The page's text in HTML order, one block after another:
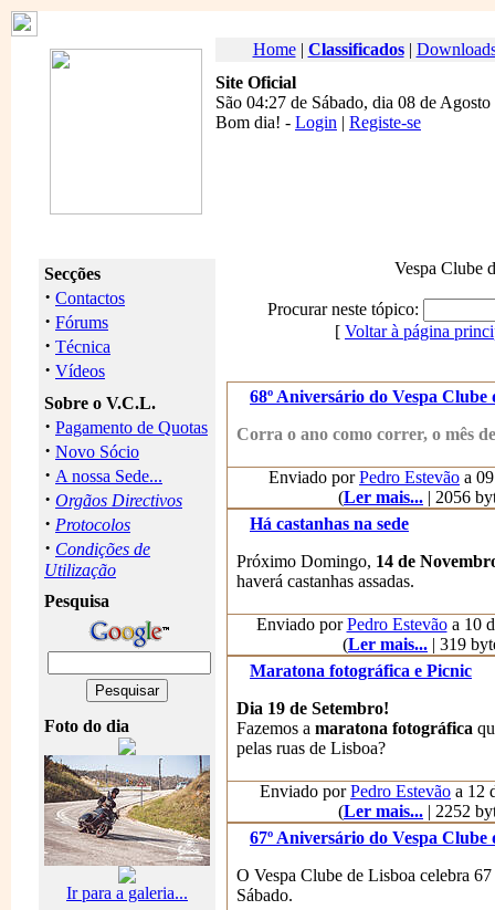
Home| Classificados|
Site Oficial
São 04:27 de Sábado, dia 08 de
Bom dia! - Login | Registe-se
Secções
· Contactos
· Fórums
· Técnica
· Vídeos
Sobre o V.C.L.
· Pagamento de Quotas
· Novo Sócio
· A nossa Sede...
· Orgãos Directivos
· Protocolos
· Condições de
Utilização
Pesquisa
Foto do dia
Ir para a galeria...
Vespa Clube
Procurar neste tópico:
[ Voltar à página
68º Aniversário do Vespa Clube
Corra o ano como correr, o mês
Enviado porPedro Estevão a
(Ler mais... | 2056
Há castanhas na sede
Próximo Domingo, 14 de
haverá castanhas assadas.
Enviado porPedro Estevãoa 10
(Ler mais... | 319
Maratona fotográfica e Picnic
Dia 19 de Setembro!
Fazemos a maratona fotográfica
pelas ruas de Lisboa?
Enviado porPedro Estevão a 12
(Ler mais... | 2252
67º Aniversário do Vespa Clube
O Vespa Clube de Lisboa celebra
Sábado.